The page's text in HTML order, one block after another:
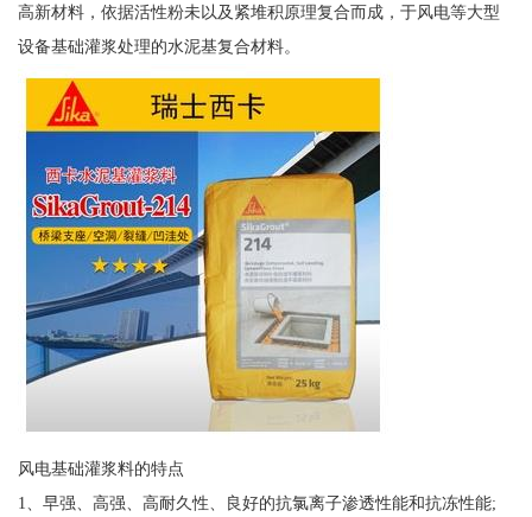
高新材料，依据活性粉未以及紧堆积原理复合而成，于风电等大型
设备基础灌浆处理的水泥基复合材料。
风电基础灌浆料的特点
1、早强、高强、高耐久性、良好的抗氯离子渗透性能和抗冻性能;